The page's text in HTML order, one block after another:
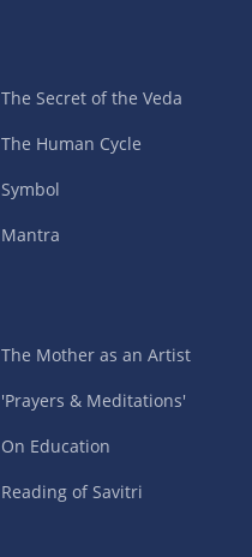
The Secret of the Veda
The Human Cycle
Symbol
Mantra
The Mother as an Artist
'Prayers & Meditations'
On Education
Reading of Savitri